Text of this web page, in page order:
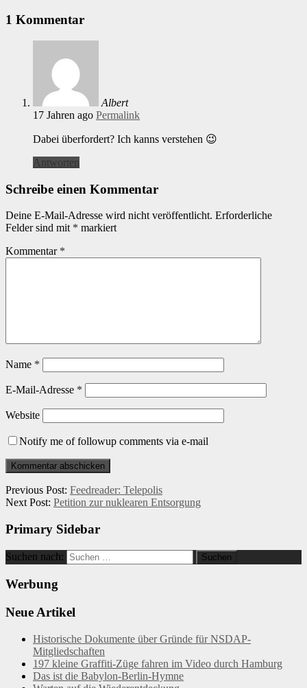
1 Kommentar
Albert
17 Jahren ago Permalink
Dabei überfordert? Ich kanns verstehen 😉
Antworten
Schreibe einen Kommentar
Deine E-Mail-Adresse wird nicht veröffentlicht. Erforderliche
Felder sind mit * markiert
Kommentar *
Name *
E-Mail-Adresse *
Website
Notify me of followup comments via e-mail
Previous Post: Feedreader: Telepolis
Next Post: Petition zur nuklearen Entsorgung
Primary Sidebar
Suchen nach:
Werbung
Neue Artikel
Historische Dokumente über Gründe für NSDAP-
Mitgliedschaften
197 kleine Graffiti-Züge fahren im Video durch Hamburg
Das ist die Babylon-Berlin-Hymne